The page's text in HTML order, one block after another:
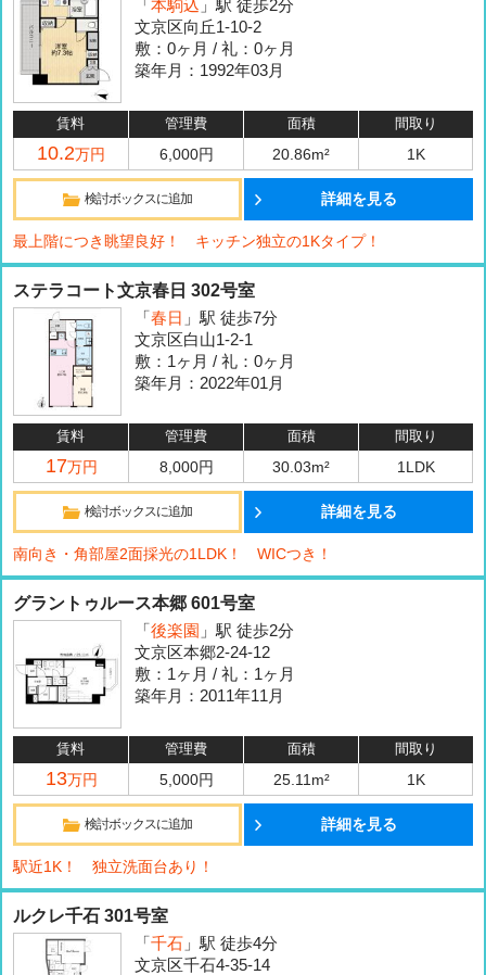
「 本駒込 」駅 徒歩2分
文京区向丘1-10-2
敷：0ヶ月 / 礼：0ヶ月
築年月：1992年03月
賃料 管理費 面積 間取り
10.2万円 6,000円 20.86m² 1K
検討ボックスに追加 詳細を見る
最上階につき眺望良好！ キッチン独立の1Kタイプ！
ステラコート文京春日 302号室
「 春日 」駅 徒歩7分
文京区白山1-2-1
敷：1ヶ月 / 礼：0ヶ月
築年月：2022年01月
賃料 管理費 面積 間取り
17万円 8,000円 30.03m² 1LDK
検討ボックスに追加 詳細を見る
南向き・角部屋2面採光の1LDK！ WICつき！
グラントゥルース本郷 601号室
「 後楽園 」駅 徒歩2分
文京区本郷2-24-12
敷：1ヶ月 / 礼：1ヶ月
築年月：2011年11月
賃料 管理費 面積 間取り
13万円 5,000円 25.11m² 1K
検討ボックスに追加 詳細を見る
駅近1K！ 独立洗面台あり！
ルクレ千石 301号室
「 千石 」駅 徒歩4分
文京区千石4-35-14